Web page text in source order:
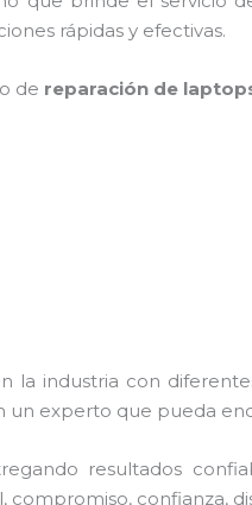
rápidas y efectivas.
de reparación de
la industria con
un experto que pueda
resultados
confianza,